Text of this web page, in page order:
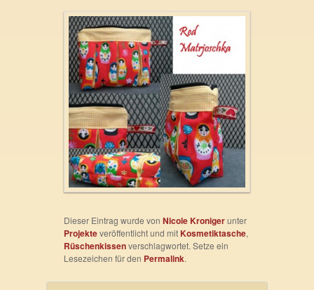
Dieser Eintrag wurde vonNicole Kronigerunter
Projekteveröffentlicht und mitKosmetiktasche,
Rüschenkissenverschlagwortet. Setze ein
Lesezeichen für den Permalink.